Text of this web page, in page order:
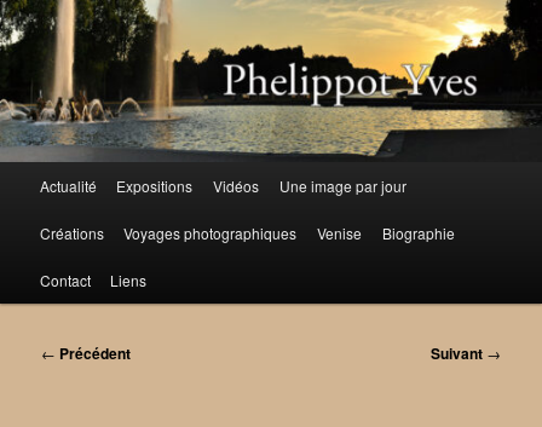
Aller
au
contenu
principal
Actualité Expositions Vidéos Une image par jour
Créations Voyages photographiques Venise Biographie
Contact Liens
Navigation
← Précédent Suivant →